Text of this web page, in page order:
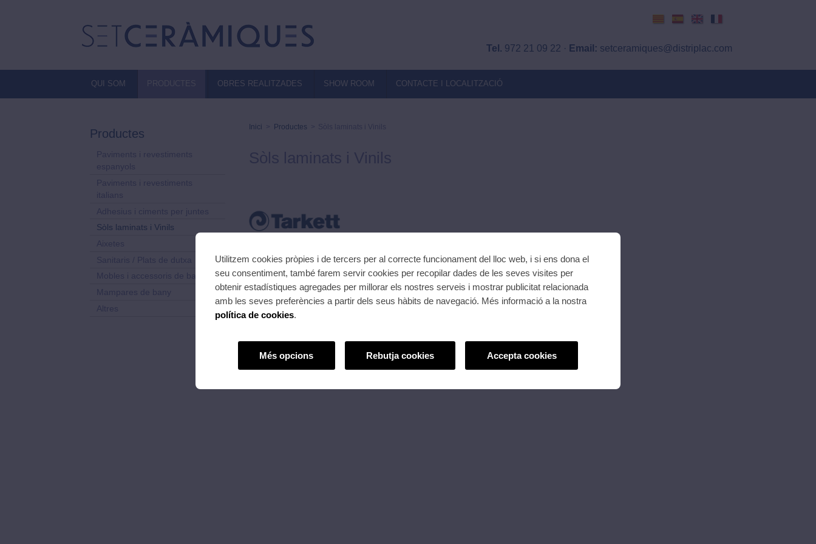
CatalàEspañolEnglishFrançais
Tel. 972 21 09 22 · Email: setceramiques@distriplac.com
QUI SOM PRODUCTES OBRES REALITZADES SHOW ROOM CONTACTE I LOCALITZACIÓ
Productes
Paviments i revestiments
espanyols
Paviments i revestiments
italians
Adhesius i ciments per juntes
Sòls laminats i Vinils
Aixetes
Sanitaris / Plats de dutxa
Mobles i accessoris de bany
Mampares de bany
Altres
Inici Productes Sòls laminats i Vinils
Sòls laminats i Vinils
Utilitzem cookies pròpies i de tercers per al correcte funcionament del lloc web, i si ens dona el
seu consentiment, també farem servir cookies per recopilar dades de les seves visites per
obtenir estadístiques agregades per millorar els nostres serveis i mostrar publicitat relacionada
amb les seves preferències a partir dels seus hàbits de navegació. Més informació a la nostra
política de cookies.
Més opcions Rebutja cookies Accepta cookies